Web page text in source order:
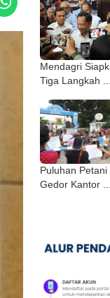
Mendagri
Tiga Langkah ...
Puluhan Petani
Gedor Kantor ...